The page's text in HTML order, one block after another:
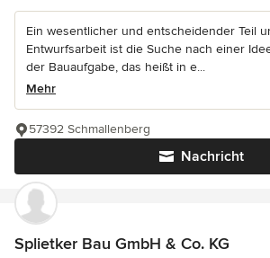
Ein wesentlicher und entscheidender Teil
Entwurfsarbeit ist die Suche nach einer
der Bauaufgabe, das heißt in e...
Mehr
Nachricht
57392 Schmallenberg
Splietker Bau GmbH & Co. KG